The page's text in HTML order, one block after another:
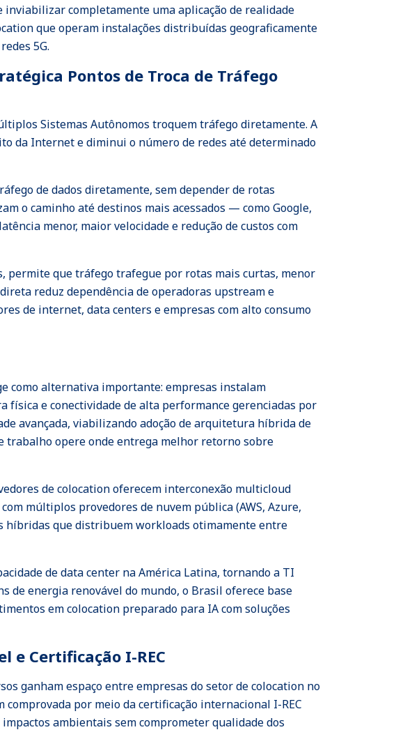
inviabilizar completamente uma aplicação de realidade
que operam instalações distribuídas geograficamente
5G.
Pontos de Troca de Tráfego
Sistemas Autônomos troquem tráfego diretamente. A
da Internet e diminui o número de redes até determinado
de dados diretamente, sem depender de rotas
o caminho até destinos mais acessados — como Google,
menor, maior velocidade e redução de custos com
permite que tráfego trafegue por rotas mais curtas, menor
reduz dependência de operadoras upstream e
de internet, data centers e empresas com alto consumo
como alternativa importante: empresas instalam
e conectividade de alta performance gerenciadas por
avançada, viabilizando adoção de arquitetura híbrida de
opere onde entrega melhor retorno sobre
de colocation oferecem interconexão multicloud
múltiplos provedores de nuvem pública (AWS, Azure,
híbridas que distribuem workloads otimamente entre
de data center na América Latina, tornando a TI
de energia renovável do mundo, o Brasil oferece base
em colocation preparado para IA com soluções
e Certificação I-REC
ganham espaço entre empresas do setor de colocation no
por meio da certificação internacional I-REC
ambientais sem comprometer qualidade dos